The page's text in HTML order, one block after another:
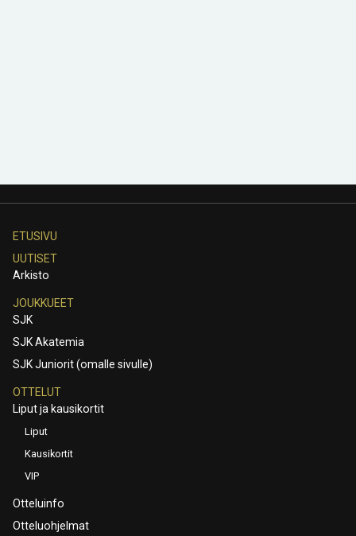
ETUSIVU
UUTISET
Arkisto
JOUKKUEET
SJK
SJK Akatemia
SJK Juniorit (omalle sivulle)
OTTELUT
Liput ja kausikortit
Liput
Kausikortit
VIP
Otteluinfo
Otteluohjelmat